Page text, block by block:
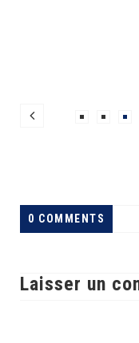
0 COMMENTS
Laisser un